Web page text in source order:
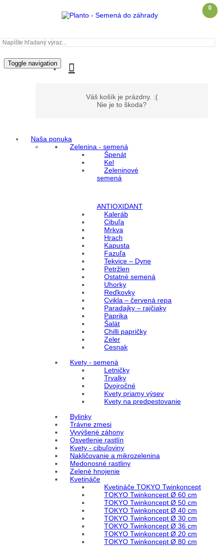
Toggle navigation
0
Váš košík je prázdny. :(
Nie je to škoda?
Naša ponuka
Zelenina - semená
Špenát
Kel
Zeleninové
semená
ANTIOXIDANT
Kaleráb
Cibuľa
Mrkva
Hrach
Kapusta
Fazuľa
Tekvice – Dyne
Petržlen
Ostatné semená
Uhorky
Reďkovky
Cvikla – červená repa
Paradajky – rajčiaky
Paprika
Šalát
Chilli papričky
Zeler
Cesnak
Kvety - semená
Letničky
Trvalky
Dvojročné
Kvety priamy výsev
Kvety na predpestovanie
Bylinky
Trávne zmesi
Vyvýšené záhony
Osvetlenie rastlín
Kvety - cibuľoviny
Nakličovanie a mikrozelenina
Medonosné rastliny
Zelené hnojenie
Kvetináče
Kvetináče TOKYO Twinkoncept
TOKYO Twinkoncept Ø 60 cm
TOKYO Twinkoncept Ø 50 cm
TOKYO Twinkoncept Ø 40 cm
TOKYO Twinkoncept Ø 30 cm
TOKYO Twinkoncept Ø 36 cm
TOKYO Twinkoncept Ø 20 cm
TOKYO Twinkoncept Ø 80 cm